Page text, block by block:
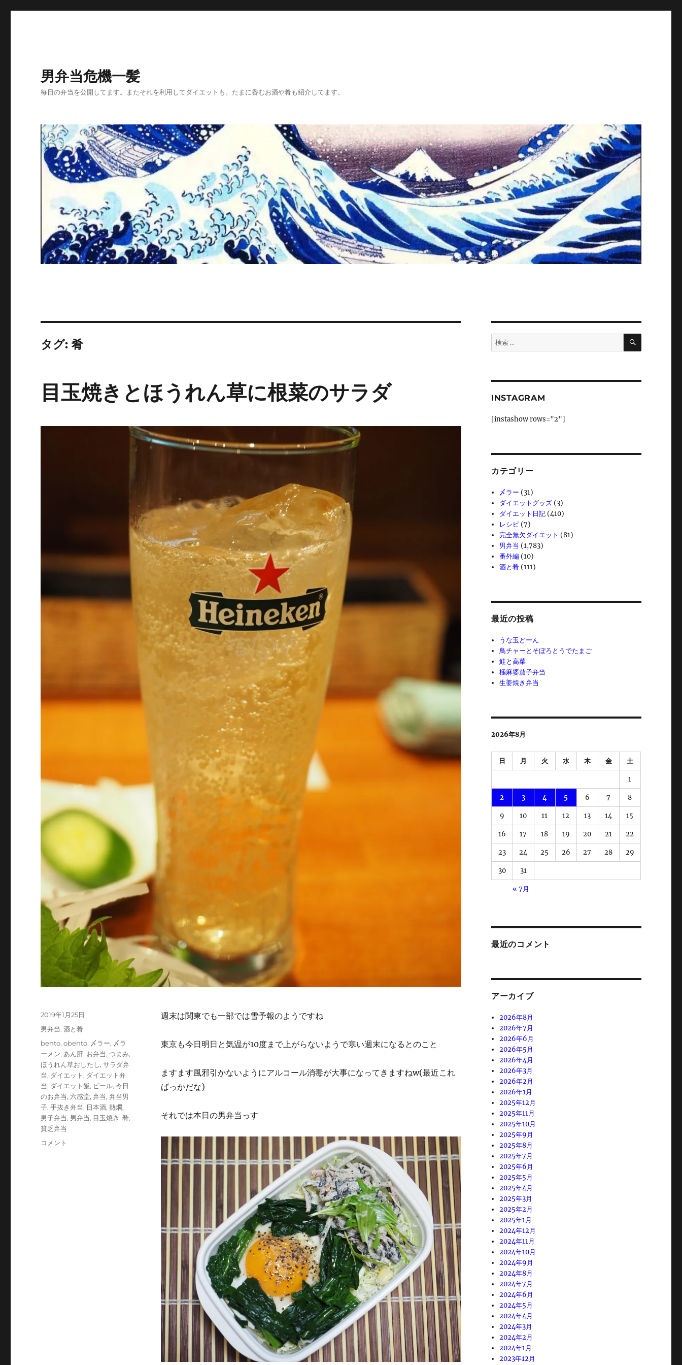
男弁当危機一髪
毎日の弁当を公開してます。またそれを利用してダイエットも。たまに呑むお酒や肴も紹介してます。
タグ:肴
目玉焼きとほうれん草に根菜のサラダ
週末は関東でも一部では雪予報のようですね
東京も今日明日と気温が10度まで上がらないようで寒い週末になるとのこと
ますます風邪引かないようにアルコール消毒が大事になってきますねw(最近これ
ばっかだな)
それでは本日の男弁当っす
投
稿
2019年1月25日
カ
テ
ー
男弁当,酒と肴
タ
グ
bento,obento, 〆ラー, 〆ラ
ーメン, あん肝, お弁当,つまみ,
ほうれん草おしたし,サラダ弁
当, ダイエット , ダイエット弁
当, ダイエット飯, ビール,今日
のお弁当, 六感堂,弁当,弁当男
子,手抜き弁当, 日本酒,熱燗,
男子弁当, 男弁当, 目玉焼き ,肴,
貧乏弁当
目
コメント
検
索:
検
INSTAGRAM
[instashow rows="2"]
カテゴリー
〆ラー (31)
ダイエットグッズ (3)
ダイエット日記 (410)
レシピ (7)
完全無欠ダイエット (81)
男弁当 (1,783)
番外編 (10)
酒と肴 (111)
最近の投稿
うな玉どーん
鳥チャーとそぼろとうでたまご
鮭と高菜
極麻婆茄子弁当
生姜焼き弁当
2026年8月
日 月 火 水 木 金 土
1
2 3 4 5 6 7 8
9 10 11 12 13 14 15
16 17 18 19 20 21 22
23 24 25 26 27 28 29
30 31
« 7月
最近のコメント
アーカイブ
2026年8月
2026年7月
2026年6月
2026年5月
2026年4月
2026年3月
2026年2月
2026年1月
2025年12月
2025年11月
2025年10月
2025年9月
2025年8月
2025年7月
2025年6月
2025年5月
2025年4月
2025年3月
2025年2月
2025年1月
2024年12月
2024年11月
2024年10月
2024年9月
2024年8月
2024年7月
2024年6月
2024年5月
2024年4月
2024年3月
2024年2月
2024年1月
2023年12月